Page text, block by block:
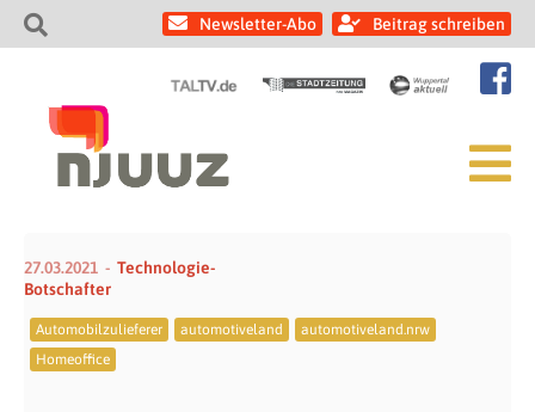
Newsletter-Abo Beitrag schreiben
27.03.2021
Technologie-
Botschafter
Automobilzulieferer automotiveland
automotiveland.nrw
Homeoffice